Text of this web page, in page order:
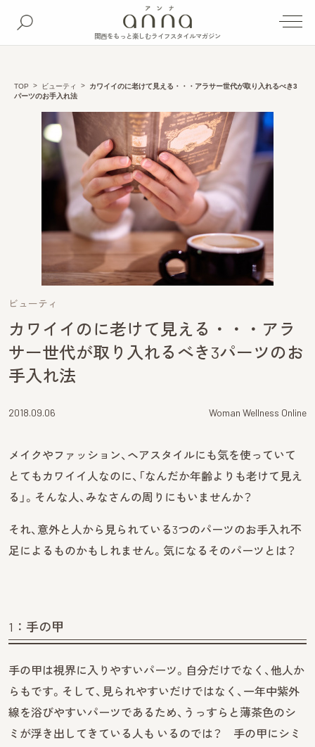
関西をもっと楽しむライフスタイルマガジン
TOP ビューティ
カワイイのに老けて見える・・・アラサー世代が取り入れるべき3
パーツのお手入れ法
ビューティ
カワイイのに老けて見える・・・アラ
サー世代が取り入れるべき3パーツのお
手入れ法
2018.09.06 Woman Wellness Online
メイクやファッション、ヘアスタイルにも気を使っていて
とてもカワイイ人なのに、「なんだか年齢よりも老けて見え
る」。そんな人、みなさんの周りにもいませんか？
それ、意外と人から見られている3つのパーツのお手入れ不
足によるものかもしれません。気になるそのパーツとは？
1：手の甲
手の甲は視界に入りやすいパーツ。自分だけでなく、他人か
らもです。そして、見られやすいだけではなく、一年中紫外
線を浴びやすいパーツであるため、うっすらと薄茶色のシ
ミが浮き出してきている人も いるのでは？ 手の甲にシミ